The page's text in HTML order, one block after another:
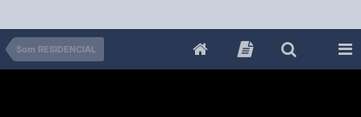
Som RESIDENCIAL